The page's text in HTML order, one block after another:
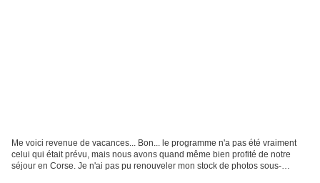
Me voici revenue de vacances... Bon... le programme n'a pas été vraiment
celui qui était prévu, mais nous avons quand même bien profité de notre
séjour en Corse. Je n'ai pas pu renouveler mon stock de photos sous-